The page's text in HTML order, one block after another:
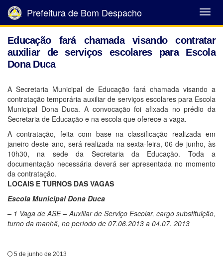
Abrir
Menu
Prefeitura de Bom Despacho
Educação fará chamada visando contratar
auxiliar de serviços escolares para Escola
Dona Duca
A Secretaria Municipal de Educação fará chamada visando a
contratação temporária auxiliar de serviços escolares para Escola
Municipal Dona Duca. A convocação foi afixada no prédio da
Secretaria de Educação e na escola que oferece a vaga.
A contratação, feita com base na classificação realizada em
janeiro deste ano, será realizada na sexta-feira, 06 de junho, às
10h30, na sede da Secretaria da Educação. Toda a
documentação necessária deverá ser apresentada no momento
da contratação.
LOCAIS E TURNOS DAS VAGAS
Escola Municipal Dona Duca
– 1 Vaga de ASE – Auxiliar de Serviço Escolar, cargo substituição,
turno da manhã, no período de 07.06.2013 a 04.07. 2013
5 de junho de 2013